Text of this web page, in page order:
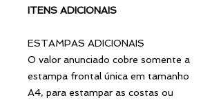
ITENS ADICIONAIS
ESTAMPAS ADICIONAIS
O valor anunciado cobre somente a
estampa frontal única em tamanho
A4, para estampar as costas ou